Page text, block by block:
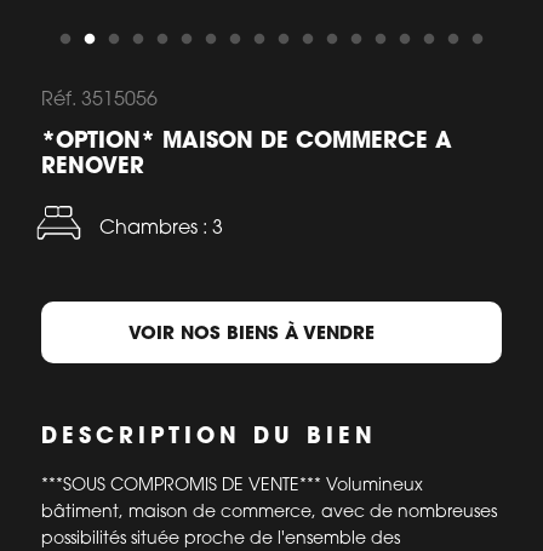
Réf. 3515056
*OPTION* MAISON DE COMMERCE A
RENOVER
Chambres : 3
VOIR NOS BIENS À VENDRE
DESCRIPTION DU BIEN
***SOUS COMPROMIS DE VENTE*** Volumineux
bâtiment, maison de commerce, avec de nombreuses
possibilités située proche de l'ensemble des